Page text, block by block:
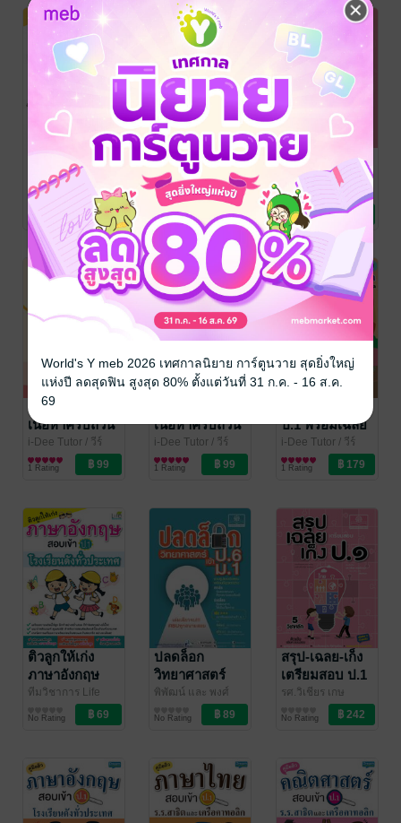
สรุป วิทย์ ป.1
เข้าใจง่าย เก่ง
ได้ในเล่มเดียว
ฉบับสมบูรณ์
ทีมวิชาการ Life
Balance
/ อินส์พัล
การศึกษา/ตำรา
เรียน
No Rating
ฝึกง่าย: กับการ
ท่องแม่สูตรคูณ
ธารทิพย์ สีตาล
การศึกษา/ตำรา
เรียน
No Rating
เก่งคณิตพิชิต
ข้อสอบ
คณิตศาสตร์
ป.4-5-6 เข้า ม.1
ดร. ณัฏฐ์ธนิน ลูก
เสือธิรา/ สำนักพิมพ์
พ.ศ.พัฒนา
การศึกษา/ตำรา
เรียน
No Rating
สรุปสังคม ป.2
เนื้อหาครบถ้วน
i-Dee Tutor / วีร์
ราญา
การศึกษา/ตำรา
เรียน
1 Rating
เนื้อหาครบถ้วน
i-Dee Tutor / วีร์
ราญา
การศึกษา/ตำรา
เรียน
1 Rating
ชุดข้อสอบสังคม
ป.1 พร้อมเฉลย
อย่างละเอียด
i-Dee Tutor/ วีร์
ราญา
การศึกษา/ตำรา
เรียน
1 Rating
ติวลูกให้เก่ง
ภาษาอังกฤษ
สอบเข้า ป. 1
โรงเรียนดังทั่ว
ทีมวิชาการ Life
/ อินส์พัล
การศึกษา/ตำรา
เรียน
No Rating
ปลดล็อก
วิทยาศาสตร์
ป.6 เข้า ม.1
โดย พ.ศ.พัฒนา
พิพัฒน์ และ พงศ์
พัชรา อัศวโชค
ไพศาล / สำนักพิมพ์
การศึกษา/ตำรา
เรียน
No Rating
สรุป-เฉลย-เก็ง
เตรียมสอบ ป.1
โดย พ.ศ.พัฒนา
รศ.วิเชียร เกษ
ประทุม และคณะ/
สำนักพิมพ์
การศึกษา/ตำรา
เรียน
No Rating
World's Y meb 2026 เทศกาลนิยาย การ์ตูนวาย สุดยิ่งใหญ่
แห่งปี ลดสุดฟิน สูงสุด 80% ตั้งแต่วันที่ 31 ก.ค. - 16 ส.ค.
69